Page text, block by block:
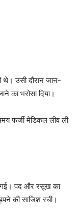
थे। उसी दौरान जान-
का भरोसा दिया।
फर्जी मेडिकल लीव ली
गई। पद और रसूख का
की साजिश रची।